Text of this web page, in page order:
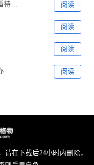
在chrome市场脱颖而出？你如何看待微软全新打造的“ Phoenix ”浏览器 阅读
阅读
阅读
阅读
在下载后24小时内删除，